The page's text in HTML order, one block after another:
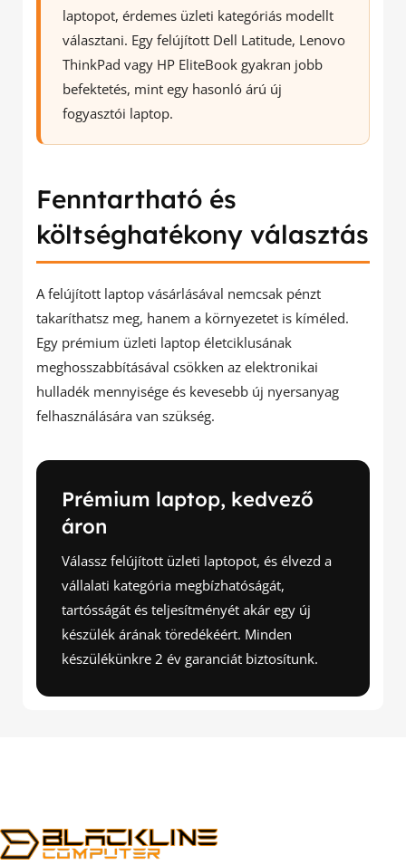
laptopot, érdemes üzleti kategóriás modellt
választani. Egy felújított Dell Latitude, Lenovo
ThinkPad vagy HP EliteBook gyakran jobb
befektetés, mint egy hasonló árú új
fogyasztói laptop.
Fenntartható és
költséghatékony választás
A felújított laptop vásárlásával nemcsak pénzt
takaríthatsz meg, hanem a környezetet is kíméled.
Egy prémium üzleti laptop életciklusának
meghosszabbításával csökken az elektronikai
hulladék mennyisége és kevesebb új nyersanyag
felhasználására van szükség.
Prémium laptop, kedvező
áron
Válassz felújított üzleti laptopot, és élvezd a
vállalati kategória megbízhatóságát,
tartósságát és teljesítményét akár egy új
készülék árának töredékéért. Minden
készülékünkre 2 év garanciát biztosítunk.